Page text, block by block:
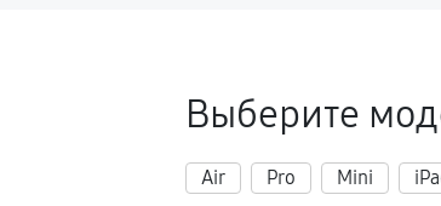
Выберите
Air Pro Mini